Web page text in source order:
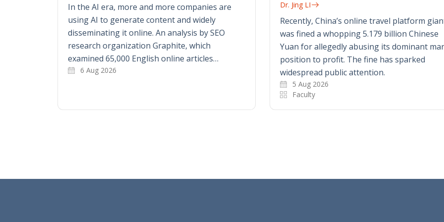
In the AI era, more and more companies are
using AI to generate content and widely
disseminating it online. An analysis by SEO
research organization Graphite, which
examined 65,000 English online articles…
6 Aug 2026
Dr. Jing LI
Recently, China’s online travel platform
was fined a whopping 5.179 billion Chinese
Yuan for allegedly abusing its dominant
position to profit. The fine has sparked
widespread public attention.
5 Aug 2026
Faculty